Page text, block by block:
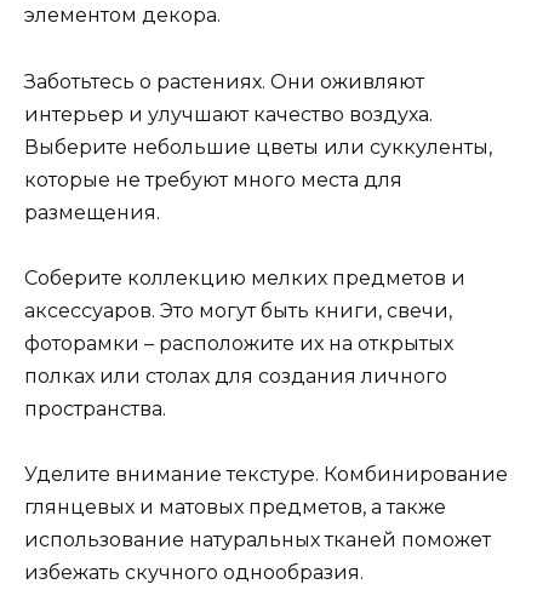
элементом декора.
Заботьтесь о растениях. Они оживляют
интерьер и улучшают качество воздуха.
Выберите небольшие цветы или суккуленты,
которые не требуют много места для
размещения.
Соберите коллекцию мелких предметов и
аксессуаров. Это могут быть книги, свечи,
фоторамки – расположите их на открытых
полках или столах для создания личного
пространства.
Уделите внимание текстуре. Комбинирование
глянцевых и матовых предметов, а также
использование натуральных тканей поможет
избежать скучного однообразия.